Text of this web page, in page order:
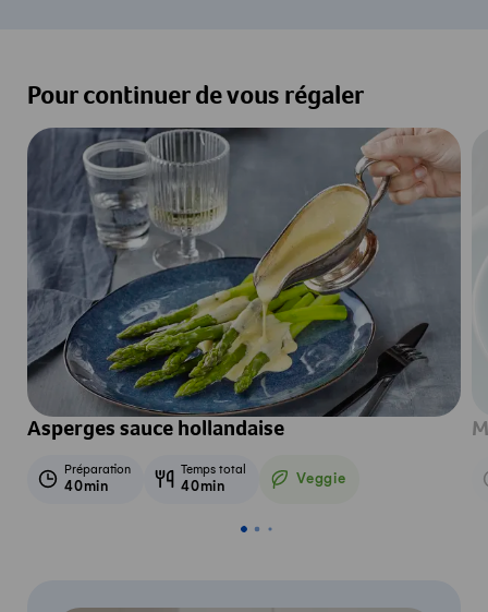
Pour continuer de vous régaler
Asperges sauce hollandaise
Préparation
40min
Temps total
40min Veggie
Veggie